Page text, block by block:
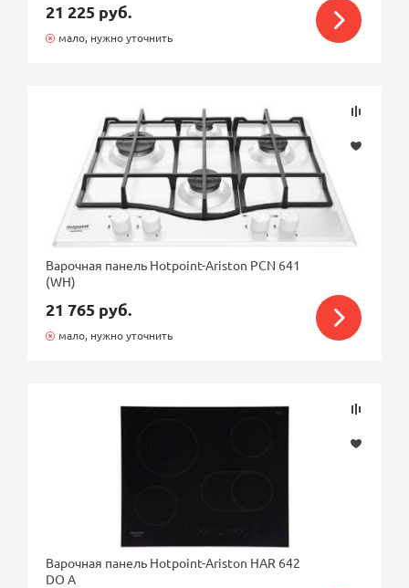
21 225 руб.
мало, нужно уточнить
Варочная панель Hotpoint-Ariston PCN 641
(WH)
21 765 руб.
мало, нужно уточнить
Варочная панель Hotpoint-Ariston HAR 642
DO A